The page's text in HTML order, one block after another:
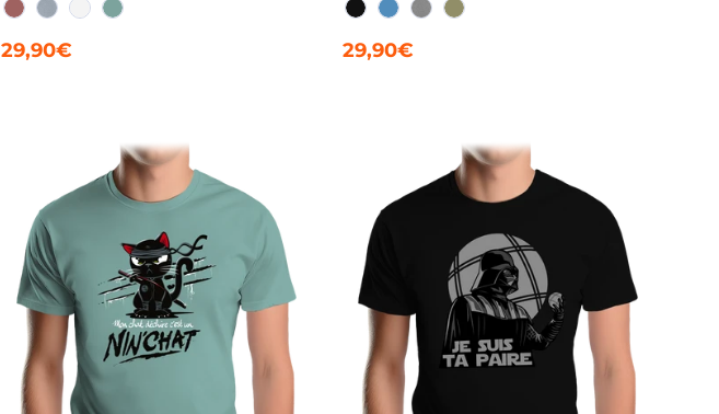
SIENNEAQUA CHINÉ
BLANCVERT ADISE
29,90€
NOIRAZURGRIS CHINÉ
LICHEN
29,90€